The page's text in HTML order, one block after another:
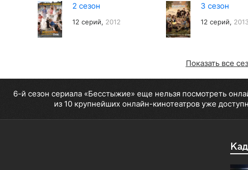
2 сезон
12 серий, 2012
3 сезон
12 серий,
Показать все
6-й сезон сериала «Бесстыжие» еще нельзя посмотреть
из 10 крупнейших онлайн-кинотеатров уже